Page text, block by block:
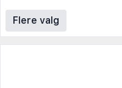
Flere valg